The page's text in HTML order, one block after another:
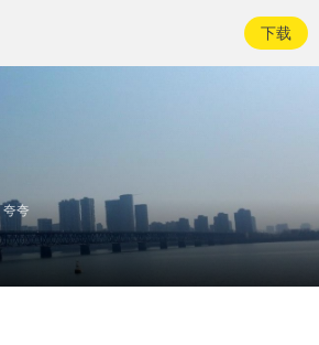
下载
夸夸